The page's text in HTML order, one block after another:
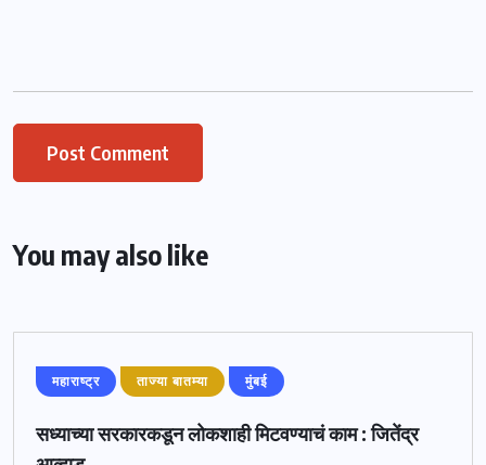
You may also like
महाराष्ट्र ताज्या बातम्या मुंबई
सध्याच्या सरकारकडून लोकशाही मिटवण्याचं काम : जितेंद्र